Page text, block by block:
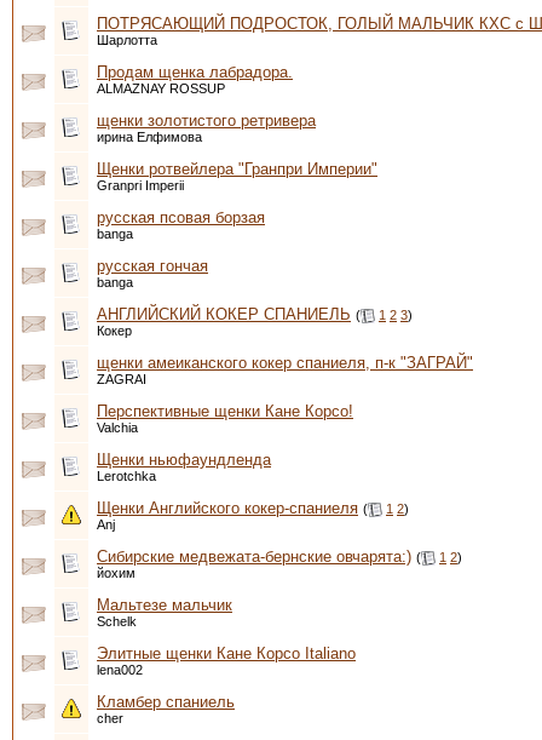
ПОТРЯСАЮЩИЙ ПОДРОСТОК, ГОЛЫЙ МАЛЬЧИК КХС с
Шарлотта
Продам щенка лабрадора.
ALMAZNAY ROSSUP
щенки золотистого ретривера
ирина Елфимова
Щенки ротвейлера "Гранпри Империи"
Granpri Imperii
русская псовая борзая
banga
русская гончая
banga
АНГЛИЙСКИЙ КОКЕР СПАНИЕЛЬ ( 1 2 3)
Кокер
щенки амеиканского кокер спаниеля, п-к "ЗАГРАЙ"
ZAGRAI
Перспективные щенки Кане Корсо!
Valchia
Щенки ньюфаундленда
Lerotchka
Щенки Английского кокер-спаниеля ( 1 2)
Anj
Сибирские медвежата-бернские овчарята:) ( 1 2)
йохим
Мальтезе мальчик
Schelk
Элитные щенки Кане Корсо Italiano
lena002
Кламбер спаниель
cher